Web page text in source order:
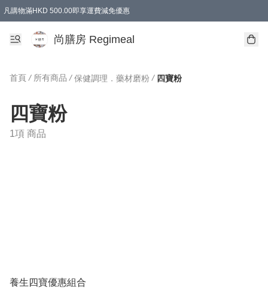
凡購物滿HKD 500.00即享運費減免優惠
尚膳房 Regimeal
首頁 / 所有商品 / 保健調理．藥材磨粉 / 四寶粉
四寶粉
1項 商品
養生四寶優惠組合